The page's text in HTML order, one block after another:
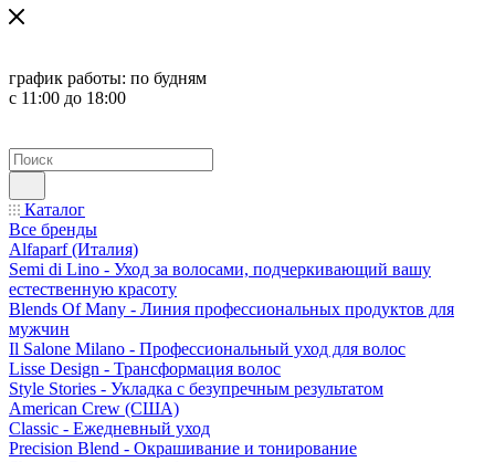
график работы: по будням
с 11:00 до 18:00
Каталог
Все бренды
Alfaparf (Италия)
Semi di Lino - Уход за волосами, подчеркивающий вашу
естественную красоту
Blends Of Many - Линия профессиональных продуктов для
мужчин
Il Salone Milano - Профессиональный уход для волос
Lisse Design - Трансформация волос
Style Stories - Укладка с безупречным результатом
American Crew (США)
Classic - Ежедневный уход
Precision Blend - Окрашивание и тонирование